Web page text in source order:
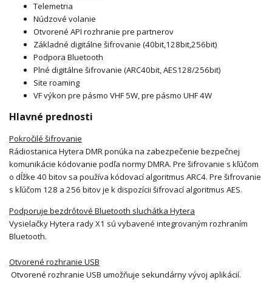
Telemetria
Núdzové volanie
Otvorené API rozhranie pre partnerov
Základné digitálne šifrovanie (40bit,128bit,256bit)
Podpora Bluetooth
Plné digitálne šifrovanie (ARC40bit, AES128/256bit)
Site roaming
VF výkon pre pásmo VHF 5W, pre pásmo UHF 4W
Hlavné prednosti
Pokročilé šifrovanie
Rádiostanica Hytera DMR ponúka na zabezpečenie bezpečnej
komunikácie kódovanie podľa normy DMRA. Pre šifrovanie s kľúčom
o dĺžke 40 bitov sa používa kódovací algoritmus ARC4. Pre šifrovanie
s kľúčom 128 a 256 bitov je k dispozícii šifrovací algoritmus AES.
Podporuje bezdrôtové Bluetooth sluchátka Hytera
Vysielačky Hytera rady X1 sú vybavené integrovaným rozhraním
Bluetooth.
Otvorené rozhranie USB
Otvorené rozhranie USB umožňuje sekundárny vývoj aplikácií.